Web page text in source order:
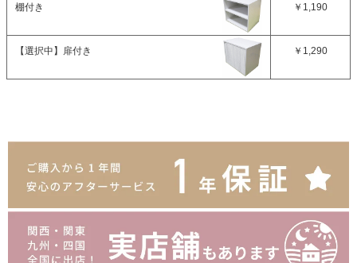
棚付き ￥1,190
【選択中】 扉付き ￥1,290